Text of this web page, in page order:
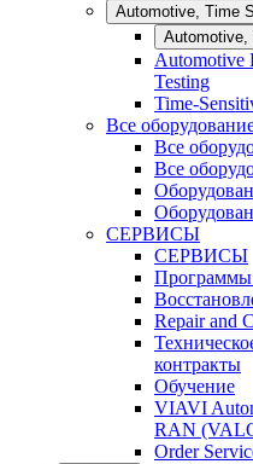
Automotive, Time
Automotive,
Automotive
Testing
Time-
Все
Все
Все
СЕРВИСЫ
СЕРВИСЫ
Программы
Repair and
контракты
Обучение
VIAVI
RAN
Order